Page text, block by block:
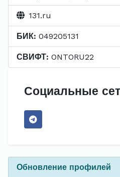
131.ru
БИК: 049205131
СВИФТ: ONTORU22
Социальные
Обновление профилей